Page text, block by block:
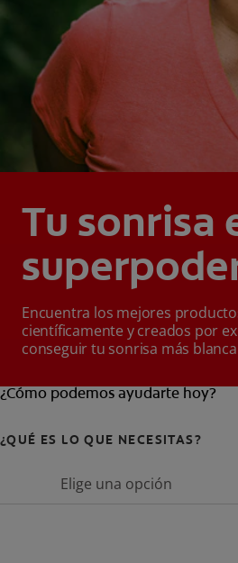
Tu sonrisa
Encuentra los mejores
científicamente y creados por
conseguir tu sonrisa más
¿Cómo podemos ayudarte hoy?
¿QUÉ ES LO QUE NECESITAS?
Elige una opción